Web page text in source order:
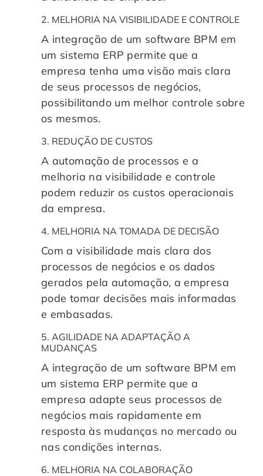
2. MELHORIA NA VISIBILIDADE E CONTROLE
A integração de um software BPM em
um sistema ERP permite que a
empresa tenha uma visão mais clara
de seus processos de negócios,
possibilitando um melhor controle sobre
os mesmos.
3. REDUÇÃO DE CUSTOS
A automação de processos e a
melhoria na visibilidade e controle
podem reduzir os custos operacionais
da empresa.
4. MELHORIA NA TOMADA DE DECISÃO
Com a visibilidade mais clara dos
processos de negócios e os dados
gerados pela automação, a empresa
pode tomar decisões mais informadas
e embasadas.
5. AGILIDADE NA ADAPTAÇÃO A
MUDANÇAS
A integração de um software BPM em
um sistema ERP permite que a
empresa adapte seus processos de
negócios mais rapidamente em
resposta às mudanças no mercado ou
nas condições internas.
6. MELHORIA NA COLABORAÇÃO